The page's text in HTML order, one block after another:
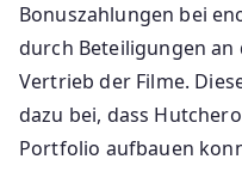
Bonuszahlungen bei
durch Beteiligungen an
Vertrieb der Filme.
dazu bei, dass
Portfolio aufbauen